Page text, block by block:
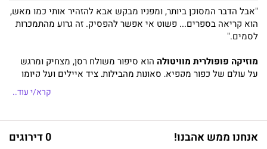
"אבל הדבר המסוכן ביותר, ומפניו מבקש אבא להזהיר אותי כמו מאש,
הוא קריאה בספרים... פשוט אי אפשר להפסיק. זה גרוע מהתמכרות
לסמים."
מוזיקה פופולרית מוויטולה הוא סיפור משולח רסן, מצחיק ומרגש
על עולם של כפור מקפיא, סאונות מהבילות, ציד איילים ועל קיומו
הבלתי-רגיל של ילד אחד. הימים הם שלהי שנות השישים בוויטולה,
עיירה קטנה בצפון שוודיה: דרכי העפר מתכסות אספלט, החוות
הקצבית. מָטי וחברו השתקן נילָה גדלים ומתבגרים לעיניהם
המשתאות של בני הדור המבוגר בעיירה – אנשי עמל חשדנים
קרא/י עוד..
אנחנו ממש אהבנו! 0 דירוגים